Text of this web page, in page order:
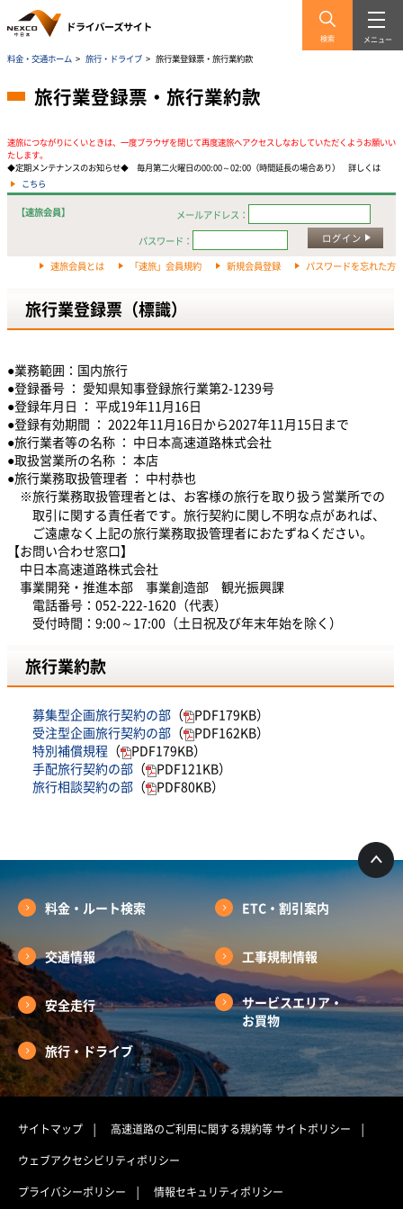
検索 メニュー
料金・交通ホーム > 旅行・ドライブ > 旅行業登録票・旅行業約款
旅行業登録票・旅行業約款
速旅につながりにくいときは、一度ブラウザを閉じて再度速旅へアクセスしなおしていただくようお願いい
たします。
◆定期メンテナンスのお知らせ◆ 毎月第二火曜日の00:00～02:00（時間延長の場合あり） 詳しくは
こちら
【速旅会員】
メールアドレス：
パスワード：
ログイン
速旅会員とは 「速旅」会員規約 新規会員登録 パスワードを忘れた方
旅行業登録票（標識）
●業務範囲：国内旅行
●登録番号 ： 愛知県知事登録旅行業第2-1239号
●登録年月日 ： 平成19年11月16日
●登録有効期間 ： 2022年11月16日から2027年11月15日まで
●旅行業者等の名称 ： 中日本高速道路株式会社
●取扱営業所の名称 ： 本店
●旅行業務取扱管理者 ： 中村恭也
※旅行業務取扱管理者とは、お客様の旅行を取り扱う営業所での
取引に関する責任者です。 旅行契約に関し不明な点があれば、
ご遠慮なく上記の旅行業務取扱管理者におたずねください。
【お問い合わせ窓口】
中日本高速道路株式会社
事業開発・推進本部 事業創造部 観光振興課
電話番号：052-222-1620（代表）
受付時間：9:00～17:00（土日祝及び年末年始を除く）
旅行業約款
募集型企画旅行契約の部 （
PDF179KB）
受注型企画旅行契約の部 （
PDF162KB）
特別補償規程 （
PDF179KB）
手配旅行契約の部 （
PDF121KB）
旅行相談契約の部 （ PDF80KB）
料金・ルート検索 ETC・割引案内
交通情報 工事規制情報
安全走行
サービスエリア・
お買物
旅行・ドライブ
サイトマップ 高速道路のご利用に関する規約等サイトポリシー
ウェブアクセシビリティポリシー
プライバシーポリシー
情報セキュリティポリシー